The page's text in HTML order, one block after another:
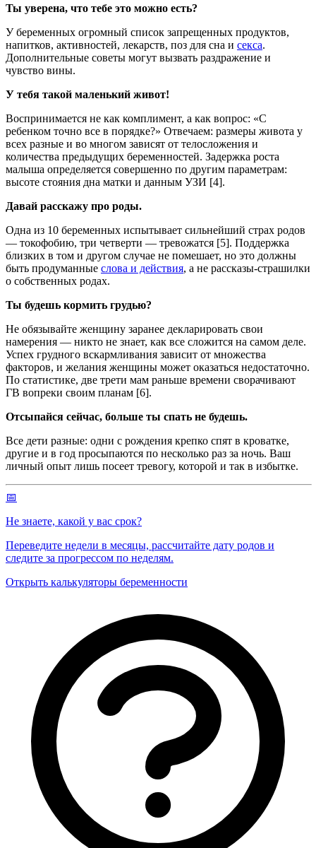
Ты уверена, что тебе это можно есть?
У беременных огромный список запрещенных продуктов,
напитков, активностей, лекарств, поз для сна и секса.
Дополнительные советы могут вызвать раздражение и
чувство вины.
У тебя такой маленький живот!
Воспринимается не как комплимент, а как вопрос: «С
ребенком точно все в порядке?» Отвечаем: размеры живота у
всех разные и во многом зависят от телосложения и
количества предыдущих беременностей. Задержка роста
малыша определяется совершенно по другим параметрам:
высоте стояния дна матки и данным УЗИ [4].
Давай расскажу про роды.
Одна из 10 беременных испытывает сильнейший страх родов
— токофобию, три четверти — тревожатся [5]. Поддержка
близких в том и другом случае не помешает, но это должны
быть продуманные слова и действия, а не рассказы-страшилки
о собственных родах.
Ты будешь кормить грудью?
Не обязывайте женщину заранее декларировать свои
намерения — никто не знает, как все сложится на самом деле.
Успех грудного вскармливания зависит от множества
факторов, и желания женщины может оказаться недостаточно.
По статистике, две трети мам раньше времени сворачивают
ГВ вопреки своим планам [6].
Отсыпайся сейчас, больше ты спать не будешь.
Все дети разные: одни с рождения крепко спят в кроватке,
другие и в год просыпаются по несколько раз за ночь. Ваш
личный опыт лишь посеет тревогу, которой и так в избытке.
📅
Не знаете, какой у вас срок?
Переведите недели в месяцы, рассчитайте дату родов и
следите за прогрессом по неделям.
Открыть калькуляторы беременности